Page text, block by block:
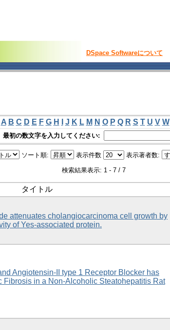
DSpace Softwareについて
A B C D E F G H J K L M N O P Q R S T U V W
最初の数文字を入力してください:
ソート順: 表示件数 表示著者数:
検索結果表示: 1 - 7 / 7
タイトル
attenuates cholangiocarcinoma cell growth by
of Yes-associated protein.
Angiotensin-II type 1 Receptor Blocker has
Fibrosis in a Non-Alcoholic Steatohepatitis Rat